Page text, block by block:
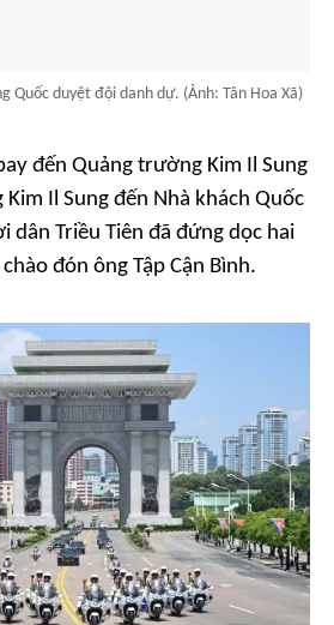
Quốc duyệt đội danh dự. (Ảnh: Tân Hoa Xã)
đến Quảng trường Kim Il Sung
Il Sung đến Nhà khách Quốc
dân Triều Tiên đã đứng dọc hai
đón ông Tập Cận Bình.